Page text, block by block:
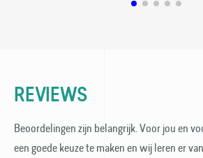
REVIEWS
Beoordelingen zijn belangrijk. Voor jou en
een goede keuze te maken en wij leren er